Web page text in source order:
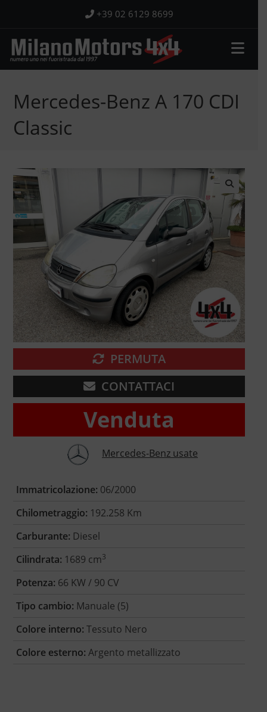
contenuto
+39 02 6129 8699
Mercedes-Benz A 170 CDI
Classic
🔍
PERMUTA
CONTATTACI
Venduta
Mercedes-Benz usate
Immatricolazione: 06/2000
Chilometraggio: 192.258 Km
Carburante: Diesel
Cilindrata: 1689 cm3
Potenza: 66 KW / 90 CV
Tipo cambio: Manuale (5)
Colore interno: Tessuto Nero
Colore esterno: Argento metallizzato